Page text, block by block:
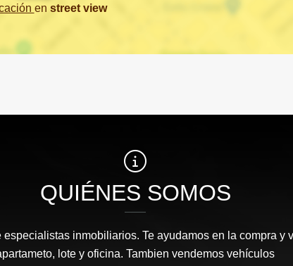
en street view
QUIÉNES SOMOS
especialistas inmobiliarios. Te ayudamos en la compra y
lote y oficina. Tambien vendemos vehículos